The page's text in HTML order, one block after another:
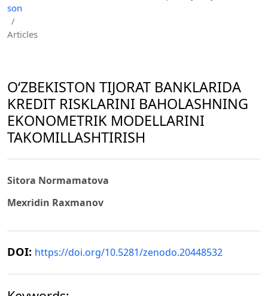
son
/
Articles
O‘ZBEKISTON TIJORAT BANKLARIDA
KREDIT RISKLARINI BAHOLASHNING
EKONOMETRIK MODELLARINI
TAKOMILLASHTIRISH
Sitora Normamatova
Mexridin Raxmanov
DOI: https://doi.org/10.5281/zenodo.20448532